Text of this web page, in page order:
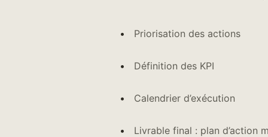
Priorisation des actions
Définition des KPI
Calendrier d’exécution
Livrable final : plan d’action